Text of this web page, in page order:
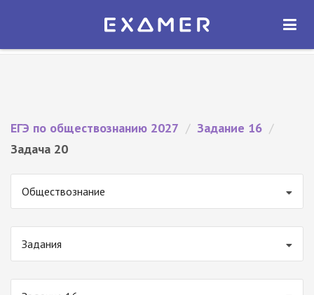
Экзамер — ЕГЭ 2027
ОТКРЫТЬ
ЕГЭ по обществознанию 2027 / Задание 16 /
Задача 20
Обществознание
Задания